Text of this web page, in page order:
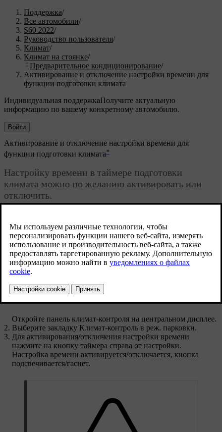
Поддержка/
Все автомобили/
S60 2022/
Руководство пользователя/
Климат/
Климат на стоянке/
Предварительное кондиционирование/
Активирование и отключение настройки времени для
функции подготовки климата
Индивидуальная поддержкаПолучите актуальную
информацию по вашему конкретному автомобилю.
Войти
Активирование и отключение настройки времени для
функции подготовки климата*
Настройку времени в таймере подготовки
климата можно по желанию активировать или
отключить.
Кнопка таймера в закладке
Откройте панель климат-контроля на центральном дисплее.
Выберите закладку Климат-контроль в реж. парковки.
Для активирования/отключения настройки времени
нажмите на кнопку таймера справа от настройки.
Настройка времени активируется/отключается, кнопка
подсвечивается/гаснет.